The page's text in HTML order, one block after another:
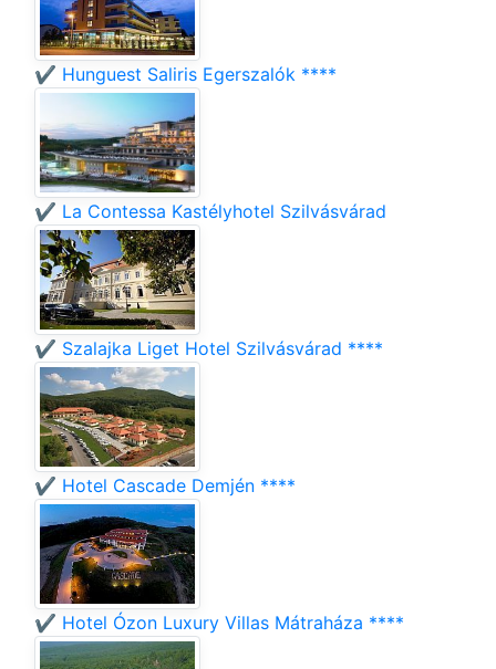
✔️ Hunguest Saliris Egerszalók ****
✔️ La Contessa Kastélyhotel Szilvásvárad
✔️ Szalajka Liget Hotel Szilvásvárad ****
✔️ Hotel Cascade Demjén ****
✔️ Hotel Ózon Luxury Villas Mátraháza ****